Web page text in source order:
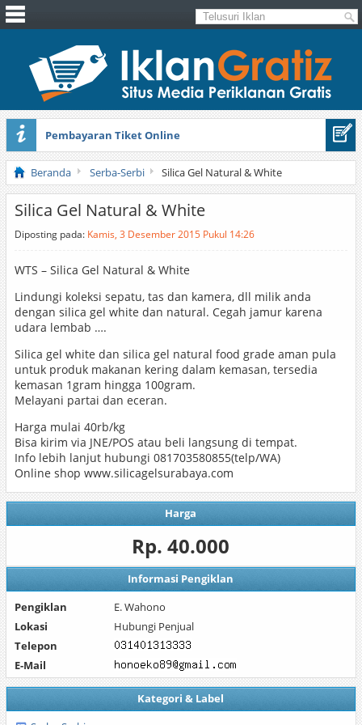
Pembayaran Tiket Online
Masker Sprilulina Tiens
Beranda Serba-Serbi Silica Gel Natural & White
Silica Gel Natural & White
Diposting pada: Kamis, 3 Desember 2015 Pukul 14:26
WTS – Silica Gel Natural & White
Lindungi koleksi sepatu, tas dan kamera, dll milik anda
dengan silica gel white dan natural. Cegah jamur karena
udara lembab ….
Silica gel white dan silica gel natural food grade aman pula
untuk produk makanan kering dalam kemasan, tersedia
kemasan 1gram hingga 100gram.
Melayani partai dan eceran.
Harga mulai 40rb/kg
Bisa kirim via JNE/POS atau beli langsung di tempat.
Info lebih lanjut hubungi 081703580855(telp/WA)
Online shop www.silicagelsurabaya.com
Harga
Rp. 40.000
Informasi Pengiklan
Pengiklan
E. Wahono
Lokasi
Hubungi Penjual
Telepon
E-Mail
Kategori & Label